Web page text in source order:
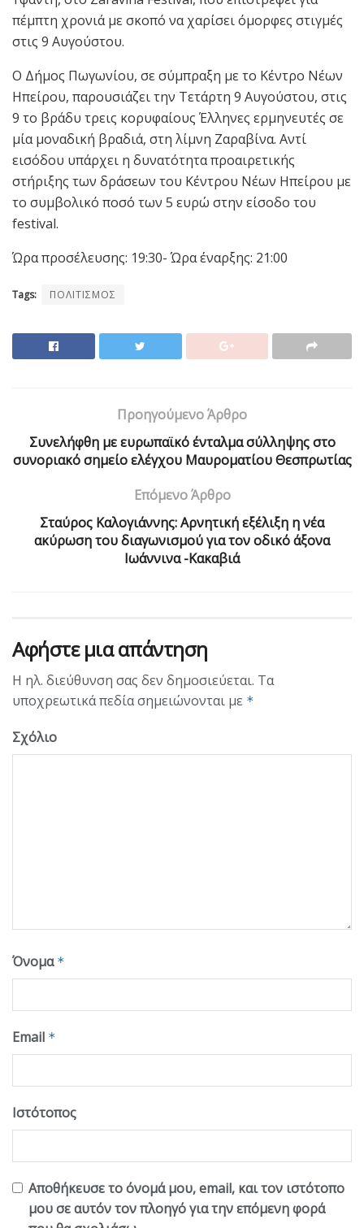
πέμπτη χρονιά με σκοπό να χαρίσει όμορφες στιγμές
στις 9 Αυγούστου.
Ο Δήμος Πωγωνίου, σε σύμπραξη με το Κέντρο Νέων
Ηπείρου, παρουσιάζει την Τετάρτη 9 Αυγούστου, στις
9 το βράδυ τρεις κορυφαίους Έλληνες ερμηνευτές σε
μία μοναδική βραδιά, στη λίμνη Ζαραβίνα. Αντί
εισόδου υπάρχει η δυνατότητα προαιρετικής
στήριξης των δράσεων του Κέντρου Νέων Ηπείρου με
το συμβολικό ποσό των 5 ευρώ στην είσοδο του
festival.
Ώρα προσέλευσης: 19:30- Ώρα έναρξης: 21:00
Tags: ΠΟΛΙΤΙΣΜΟΣ
Προηγούμενο Άρθρο
Συνελήφθη με ευρωπαϊκό ένταλμα σύλληψης στο
συνοριακό σημείο ελέγχου Μαυροματίου Θεσπρωτίας
Επόμενο Άρθρο
Σταύρος Καλογιάννης: Αρνητική εξέλιξη η νέα
ακύρωση του διαγωνισμού για τον οδικό άξονα
Ιωάννινα -Κακαβιά
Αφήστε μια απάντηση
Η ηλ. διεύθυνση σας δεν δημοσιεύεται. Τα
υποχρεωτικά πεδία σημειώνονται με *
Σχόλιο
Όνομα *
Email *
Ιστότοπος
Αποθήκευσε το όνομά μου, email, και τον ιστότοπο
μου σε αυτόν τον πλοηγό για την επόμενη φορά